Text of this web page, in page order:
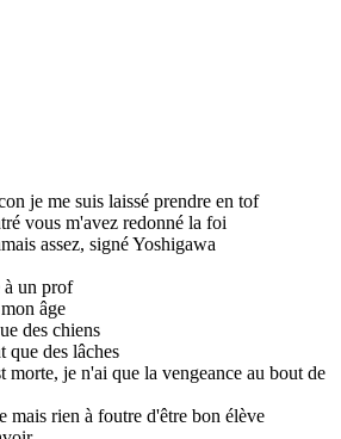
je me suis laissé prendre en tof
vous m'avez redonné la foi
assez, signé Yoshigawa
à un prof
âge
des chiens
que des lâches
morte, je n'ai que la vengeance au bout de
mais rien à foutre d'être bon élève